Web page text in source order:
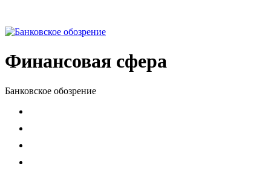
Финансовая сфера
Банковское обозрение